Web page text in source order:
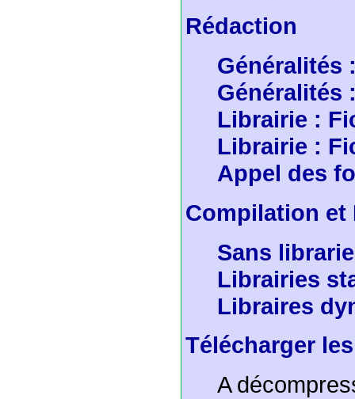
Rédaction
Généralités
Généralités
Librairie :
Librairie :
Appel des
Compilation et
Sans
Librairies
Libraires
Télécharger
A